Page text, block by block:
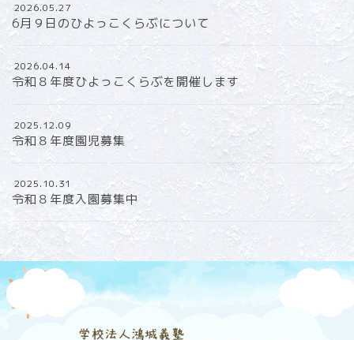
2026.05.27
6月９日のひよっこくらぶについて
2026.04.14
令和８年度ひよっこくらぶを開催します
2025.12.09
令和８年度園児募集
2025.10.31
令和８年度入園募集中